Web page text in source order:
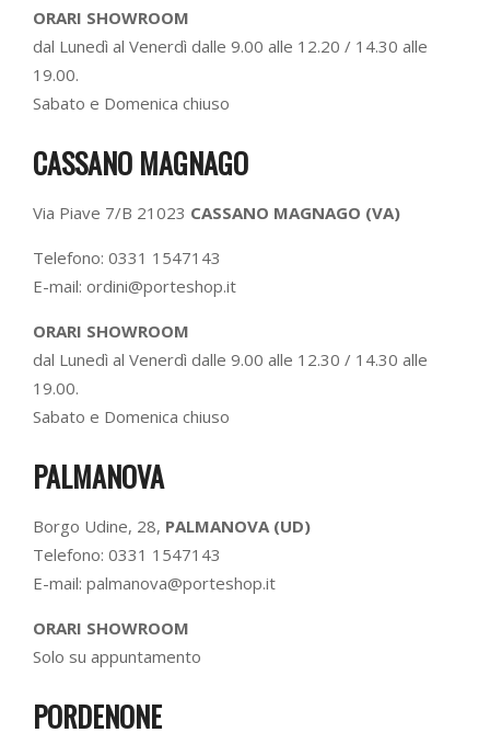
ORARI SHOWROOM
dal Lunedì al Venerdì dalle 9.00 alle 12.20 / 14.30 alle
19.00.
Sabato e Domenica chiuso
CASSANO MAGNAGO
Via Piave 7/B 21023 CASSANO MAGNAGO (VA)
Telefono: 0331 1547143
E-mail: ordini@porteshop.it
ORARI SHOWROOM
dal Lunedì al Venerdì dalle 9.00 alle 12.30 / 14.30 alle
19.00.
Sabato e Domenica chiuso
PALMANOVA
Borgo Udine, 28, PALMANOVA (UD)
Telefono: 0331 1547143
E-mail: palmanova@porteshop.it
ORARI SHOWROOM
Solo su appuntamento
PORDENONE